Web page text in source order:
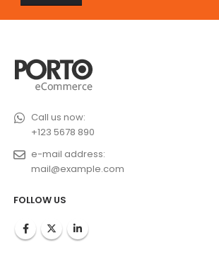
Call us now:
+123 5678 890
e-mail address:
mail@example.com
FOLLOW US